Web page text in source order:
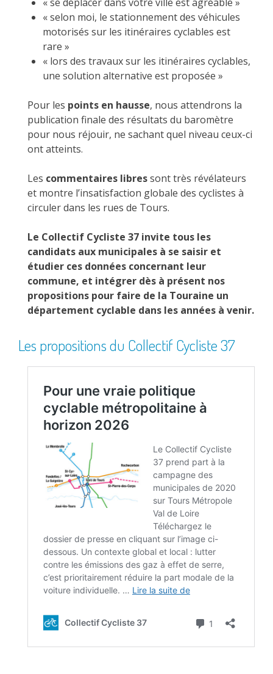
« se déplacer dans votre ville est agréable »
« selon moi, le stationnement des véhicules
motorisés sur les itinéraires cyclables est
rare »
« lors des travaux sur les itinéraires cyclables,
une solution alternative est proposée »
Pour les points en hausse, nous attendrons la
publication finale des résultats du baromètre
pour nous réjouir, ne sachant quel niveau ceux-ci
ont atteints.
Les commentaires libressont très révélateurs
et montre l’insatisfaction globale des cyclistes à
circuler dans les rues de Tours.
Le Collectif Cycliste 37 invite tous les
candidats aux municipales à se saisir et
étudier ces données concernant leur
commune, et intégrer dès à présent nos
propositions pour faire de la Touraine un
département cyclable dans les années à venir.
Les propositions du Collectif Cycliste 37